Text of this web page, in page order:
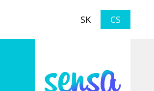
SK CS